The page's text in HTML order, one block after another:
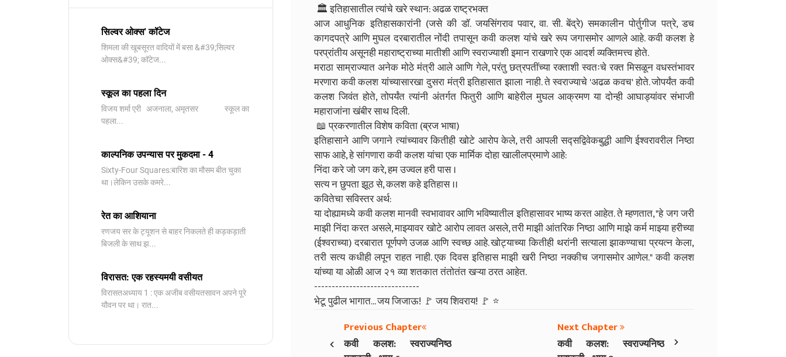
सिल्वर ओक्स' कॉटेज
शिमला की खूबसूरत वादियों में बसा &#39;सिल्वर
ओक्स&#39; कॉटेज...
स्कूल का पहला दिन
विजय शर्मा एरी अजनाला, अमृतसर स्कूल का
पहला...
काल्पनिक उपन्यास पर मुकदमा - 4
Sixty-Four Squares:बारिश का मौसम बीत चुका
था।लेकिन उसके कमरे...
रेत का आशियाना
रणजय सर के ट्यूशन से बाहर निकलते ही कड़कड़ाती
बिजली के साथ झ...
विरासत: एक रहस्यमयी वसीयत
विरासतअध्याय 1 : एक अजीब वसीयतसावन अपने पूरे
यौवन पर था। रात...
🏛️ इतिहासातील त्यांचे खरे स्थान: अढळ राष्ट्रभक्त
आज आधुनिक इतिहासकारांनी (जसे की डॉ. जयसिंगराव पवार, वा. सी. बेंद्रे) समकालीन पोर्तुगीज पत्रे, डच
कागदपत्रे आणि मुघल दरबारातील नोंदी तपासून कवी कलश यांचे खरे रूप जगासमोर आणले आहे. कवी कलश हे
परप्रांतीय असूनही महाराष्ट्राच्या मातीशी आणि स्वराज्याशी इमान राखणारे एक आदर्श व्यक्तिमत्त्व होते.
मराठा साम्राज्यात अनेक मोठे मंत्री आले आणि गेले, परंतु छत्रपतींच्या रक्ताशी स्वतःचे रक्त मिसळून वधस्तंभावर
मरणारा कवी कलश यांच्यासारखा दुसरा मंत्री इतिहासात झाला नाही. ते स्वराज्याचे 'अढळ कवच' होते. जोपर्यंत कवी
कलश जिवंत होते, तोपर्यंत त्यांनी अंतर्गत फितुरी आणि बाहेरील मुघल आक्रमण या दोन्ही आघाड्यांवर संभाजी
महाराजांना खंबीर साथ दिली.
📖 प्रकरणातील विशेष कविता (ब्रज भाषा)
इतिहासाने आणि जगाने त्यांच्यावर कितीही खोटे आरोप केले, तरी आपली सद्सद्विवेकबुद्धी आणि ईश्वरावरील निष्ठा
साफ आहे, हे सांगणारा कवी कलश यांचा एक मार्मिक दोहा खालीलप्रमाणे आहे:
निंदा करे जो जग करे, हम उज्वल हरी पास ।
सत्य न छुपता झूठ से, कलश कहे इतिहास ।।
कवितेचा सविस्तर अर्थ:
या दोह्यामध्ये कवी कलश मानवी स्वभावावर आणि भविष्यातील इतिहासावर भाष्य करत आहेत. ते म्हणतात, "हे जग जरी
माझी निंदा करत असले, माझ्यावर खोटे आरोप लावत असले, तरी माझी आंतरिक निष्ठा आणि माझे कर्म माझ्या हरीच्या
(ईश्वराच्या) दरबारात पूर्णपणे उजळ आणि स्वच्छ आहे. खोट्याच्या कितीही थरांनी सत्याला झाकण्याचा प्रयत्न केला,
तरी सत्य कधीही लपून राहत नाही. एक दिवस इतिहास माझी खरी निष्ठा नक्कीच जगासमोर आणेल." कवी कलश
यांच्या या ओळी आज २१ व्या शतकात तंतोतंत खऱ्या ठरत आहेत.
------------------------------
भेटू पुढील भागात... जय जिजाऊ! 🚩 जय शिवराय! 🚩 ⭐
‹
Previous Chapter
कवी कलश: स्वराज्यनिष्ठ
›
Next Chapter
कवी कलश: स्वराज्यनिष्ठ